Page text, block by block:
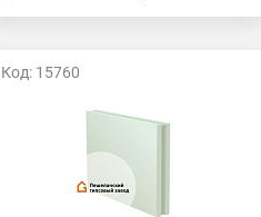
Код: 15760